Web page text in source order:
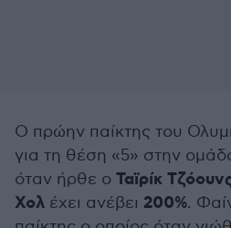
Ο πρώην παίκτης του
για τη θέση «5» στην
όταν ήρθε ο Ταϊρίκ
Χολ έχει ανέβει 200%.